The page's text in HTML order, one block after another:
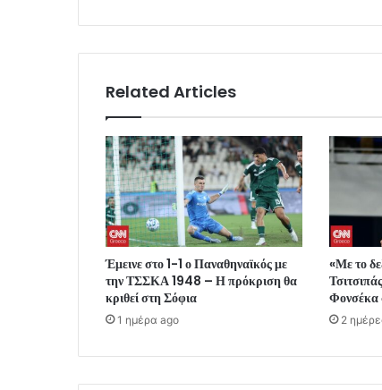
Related Articles
Έμεινε στο 1-1 ο Παναθηναϊκός με
την ΤΣΣΚΑ 1948 – Η πρόκριση θα
κριθεί στη Σόφια
1 ημέρα ago
«Με το
Φονσέκα
2